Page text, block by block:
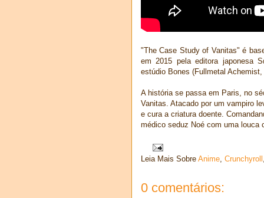
"The Case Study of Vanitas" é
em 2015 pela editora japonesa
estúdio Bones (Fullmetal
A história se passa em Paris, no
Vanitas. Atacado por um vampiro
e cura a criatura doente.
médico seduz Noé com uma louca
Leia Mais Sobre Anime, Crunchyroll ,
0 comentários: